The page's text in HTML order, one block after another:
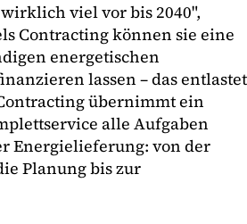
viel vor bis 2040",
Contracting können sie eine
energetischen
lassen – das entlastet
übernimmt ein
alle Aufgaben
Energielieferung: von der
Planung bis zur